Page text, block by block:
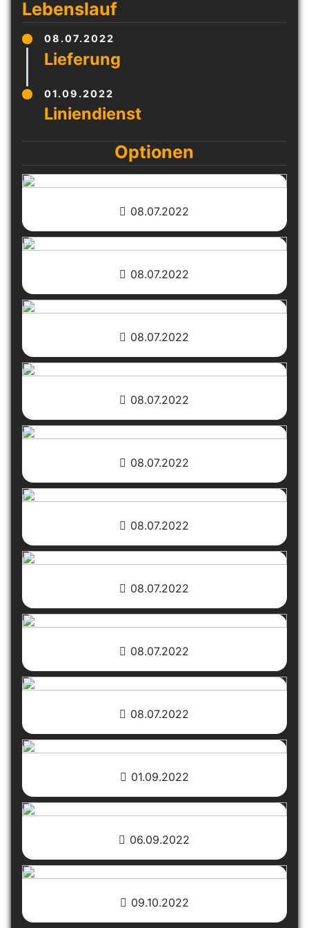
Lebenslauf
08.07.2022
01.09.2022
Optionen
08.07.2022
08.07.2022
08.07.2022
08.07.2022
08.07.2022
08.07.2022
08.07.2022
08.07.2022
08.07.2022
01.09.2022
06.09.2022
09.10.2022